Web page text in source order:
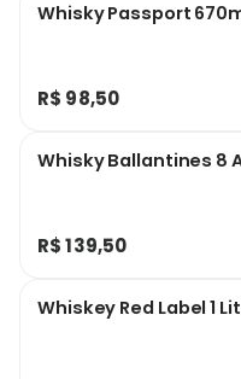
Whisky Passport
R$ 98,50
Whisky Ballantines 8
R$ 139,50
Whiskey Red Label 1